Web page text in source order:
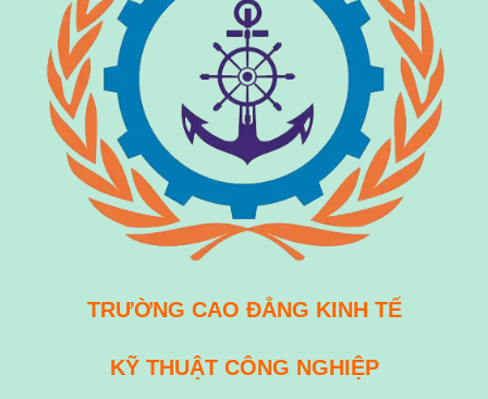
TRƯỜNG CAO ĐẲNG KINH TẾ
KỸ THUẬT CÔNG NGHIỆP